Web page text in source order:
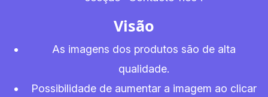
Visão
As imagens dos produtos são de alta
qualidade.
Possibilidade de aumentar a imagem ao clicar